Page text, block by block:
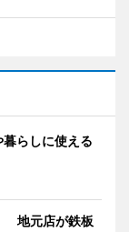
らしに使える
地元店が鉄板